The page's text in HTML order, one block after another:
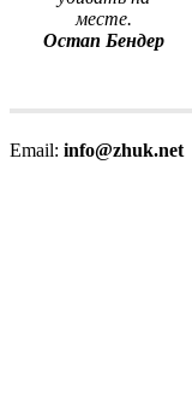
месте.
Остап Бендер
Email: info@zhuk.net